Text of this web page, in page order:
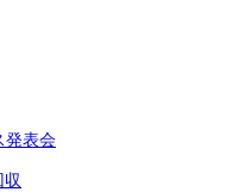
発表会